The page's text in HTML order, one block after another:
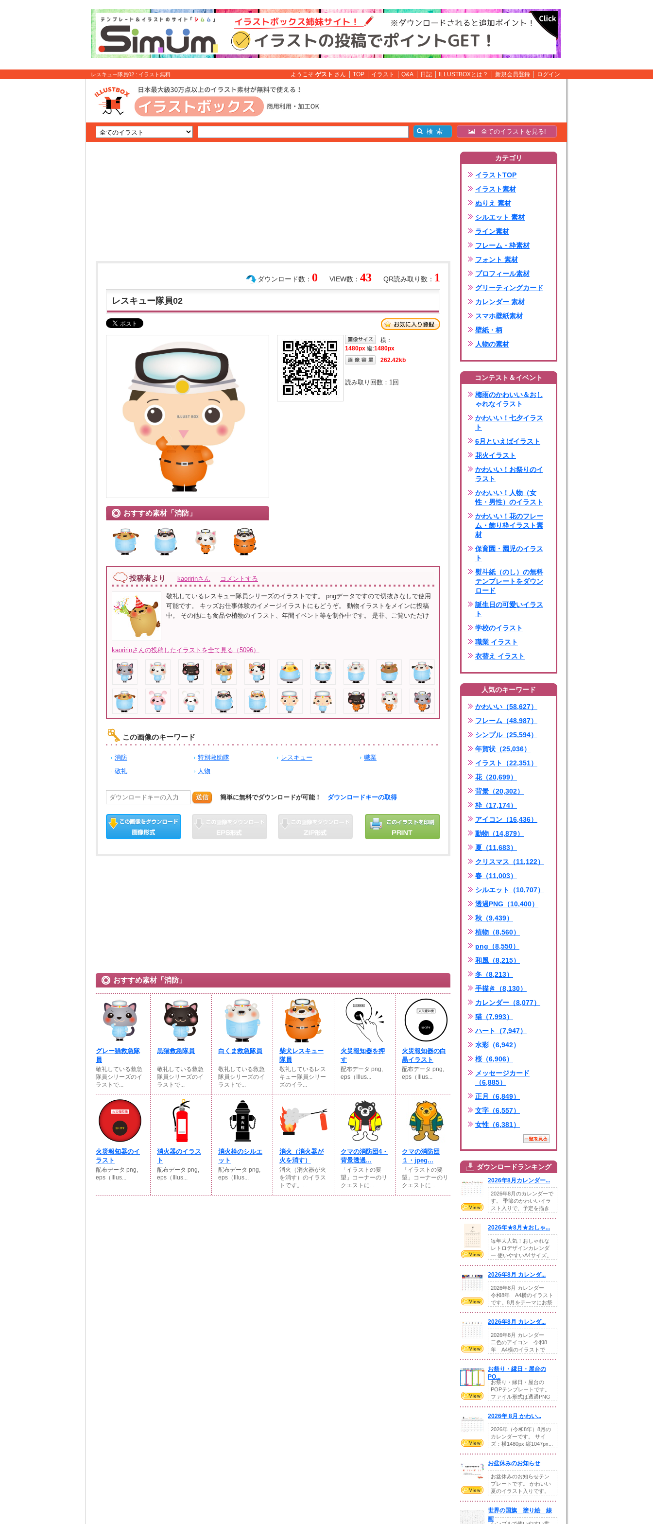
レスキュー隊員02 : イラスト無料 ようこそ ゲスト さん TOP イラスト Q&A 日記 ILLUSTBOXとは？ 新規会員登録 ログイン
全てのイラストを見る!
QR読み取り数： 1
VIEW数： 43
ダウンロード数： 0
レスキュー隊員02
おすすめ素材「消防」
横：
1480px 縦:1480px
262.42kb
読み取り回数： 1回
投稿者より kaoririnさん コメントする
敬礼しているレスキュー隊員シリーズのイラストです。 pngデータですので切抜きなしで使用
可能です。 キッズお仕事体験のイメージイラストにもどうぞ。 動物イラストをメインに投稿
中。 その他にも食品や植物のイラスト、年間イベント等を制作中です。 是非、ご覧いただけ
kaoririnさんの投稿したイラストを全て見る（5096）
この画像のキーワード
消防 特別救助隊 レスキュー
職業
敬礼
人物
送信 簡単に無料でダウンロードが可能！ ダウンロードキーの取得
おすすめ素材「消防」
グレー猫救急隊
員
敬礼している救急
隊員シリーズのイ
ラストで...
黒猫救急隊員
敬礼している救急
隊員シリーズのイ
ラストで...
白くま救急隊員
敬礼している救急
隊員シリーズのイ
ラストで...
柴犬レスキュー
隊員
敬礼しているレス
キュー隊員シリー
ズのイラ...
火災報知器を押
す
配布データ png,
eps（Illus...
火災報知器の白
黒イラスト
配布データ png,
eps（Illus...
火災報知器のイ
ラスト
配布データ png,
eps（Illus...
消火器のイラス
ト
配布データ png,
eps（Illus...
消火栓のシルエ
ット
配布データ png,
eps（Illus...
消火（消火器が
火を消す）
消火（消火器が火
を消す）のイラス
トです。...
クマの消防団4・
背景透過...
「イラストの要
望」コーナーのリ
クエストに...
クマの消防団
１・jpeg...
「イラストの要
望」コーナーのリ
クエストに...
カテゴリ
イラストTOP
イラスト素材
ぬりえ 素材
シルエット 素材
ライン素材
フレーム・枠素材
フォント 素材
プロフィール素材
グリーティングカード
カレンダー 素材
スマホ壁紙素材
壁紙・柄
人物の素材
コンテスト＆イベント
梅雨のかわいい＆おし
ゃれなイラスト
かわいい！七夕イラス
ト
6月といえばイラスト
花火イラスト
かわいい！お祭りのイ
ラスト
かわいい！人物（女
性・男性）のイラスト
かわいい！花のフレー
ム・飾り枠イラスト素
材
保育園・園児のイラス
ト
熨斗紙（のし）の無料
テンプレートをダウン
ロード
誕生日の可愛いイラス
ト
学校のイラスト
職業 イラスト
衣替え イラスト
人気のキーワード
かわいい（58,627）
フレーム（48,987）
シンプル（25,594）
年賀状（25,036）
イラスト（22,351）
花（20,699）
背景（20,302）
枠（17,174）
アイコン（16,436）
動物（14,879）
夏（11,683）
クリスマス（11,122）
春（11,003）
シルエット（10,707）
透過PNG（10,400）
秋（9,439）
植物（8,560）
png（8,550）
和風（8,215）
冬（8,213）
手描き（8,130）
カレンダー（8,077）
猫（7,993）
ハート（7,947）
水彩（6,942）
桜（6,906）
メッセージカード
（6,885）
正月（6,849）
文字（6,557）
女性（6,381）
ダウンロードランキング
2026年8月カレンダー...
2026年8月のカレンダーで
す。 季節のかわいいイラ
スト入りで、予定を描き
2026年★8月★おしゃ...
毎年大人気！おしゃれな
レトロデザインカレンダ
ー 使いやすいA4サイズ。
2026年8月 カレンダ...
2026年8月 カレンダー
令和8年 A4横のイラスト
です。8月をテーマにお祭
2026年8月 カレンダ...
2026年8月 カレンダー
二色のアイコン 令和8
年 A4横のイラストで
お祭り・縁日・屋台の
PO...
お祭り・縁日・屋台の
POPテンプレートです。
ファイル形式は透過PNG
2026年 8月 かわい...
2026年（令和8年）8月の
カレンダーです。 サイ
ズ：横1480px 縦1047px...
お盆休みのお知らせ
お盆休みのお知らせテン
プレートです。 かわいい
夏のイラスト入りです。
世界の国旗 塗り絵 線
画